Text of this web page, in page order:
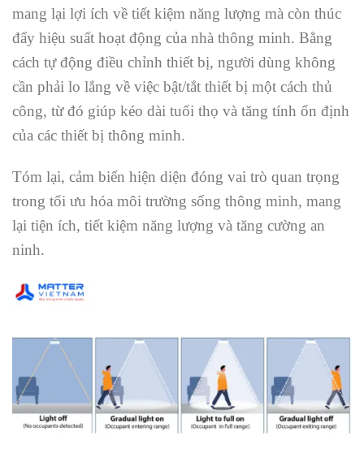
mang lại lợi ích về tiết kiệm năng lượng mà còn thúc
đẩy hiệu suất hoạt động của nhà thông minh. Bằng
cách tự động điều chỉnh thiết bị, người dùng không
cần phải lo lắng về việc bật/tắt thiết bị một cách thủ
công, từ đó giúp kéo dài tuổi thọ và tăng tính ổn định
của các thiết bị thông minh.
Tóm lại, cảm biến hiện diện đóng vai trò quan trọng
trong tối ưu hóa môi trường sống thông minh, mang
lại tiện ích, tiết kiệm năng lượng và tăng cường an
ninh.